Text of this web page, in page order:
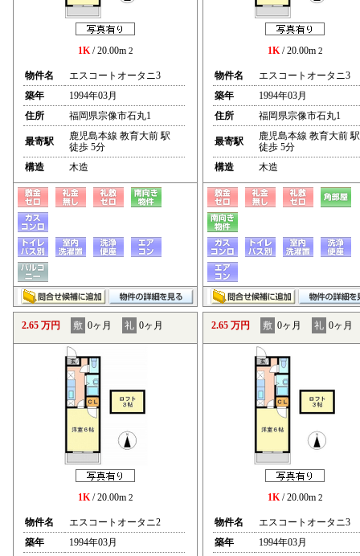
1K/ 20.00m 2
物件名
エスコートオータニ3
築年
1994年03月
住所
福岡県宗像市石丸1
最寄駅
鹿児島本線 教育大前 駅
徒歩 5分
構造
木造
1K/ 20.00m 2
物件名
エスコートオータニ3
築年
1994年03月
住所
福岡県宗像市石丸1
最寄駅
鹿児島本線 教育大前 駅
徒歩 5分
構造
木造
2.65 万円 敷 0ヶ月 礼 0ヶ月
1K/ 20.00m 2
物件名
エスコートオータニ2
築年
1994年03月
2.65 万円 敷 0ヶ月 礼 0ヶ月
1K/ 20.00m 2
物件名
エスコートオータニ3
築年
1994年03月